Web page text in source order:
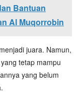
Bantuan
Al Muqorrobin
juara. Namun,
tetap mampu
yang belum